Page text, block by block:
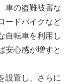
車の盗難被害な
ードバイクなど
自転車を利用し
安心感が増すと
設置し、さらに